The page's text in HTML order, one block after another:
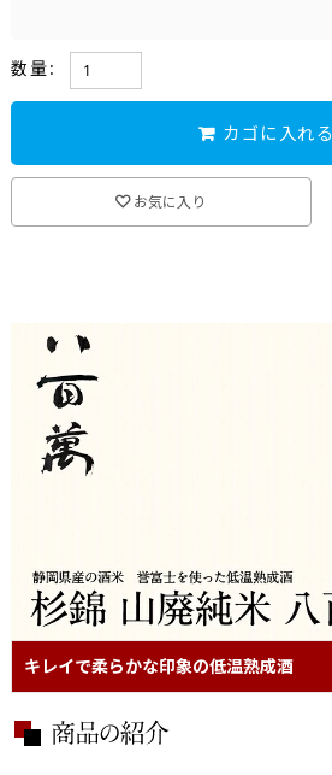
数量:
カゴに入れる
お気に入り
キレイで柔らかな印象の低温熟成酒